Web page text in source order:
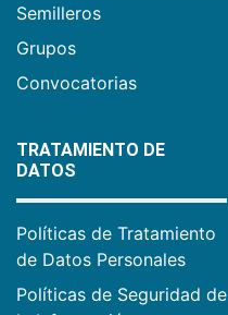
Semilleros
Grupos
Convocatorias
TRATAMIENTO DE
DATOS
Políticas de Tratamiento
de Datos Personales
Políticas de Seguridad de